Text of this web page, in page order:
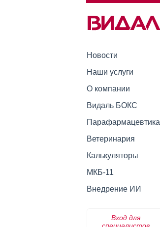
Новости
Наши услуги
О компании
Видаль БОКС
Парафармацевтика
Ветеринария
Калькуляторы
МКБ-11
Внедрение ИИ
Вход для